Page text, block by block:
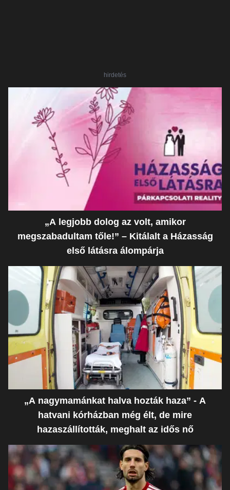
hirdetés
„A legjobb dolog az volt, amikor
megszabadultam tőle!” – Kitálalt a Házasság
első látásra álompárja
„A nagymamánkat halva hozták haza” - A
hatvani kórházban még élt, de mire
hazaszállították, meghalt az idős nő